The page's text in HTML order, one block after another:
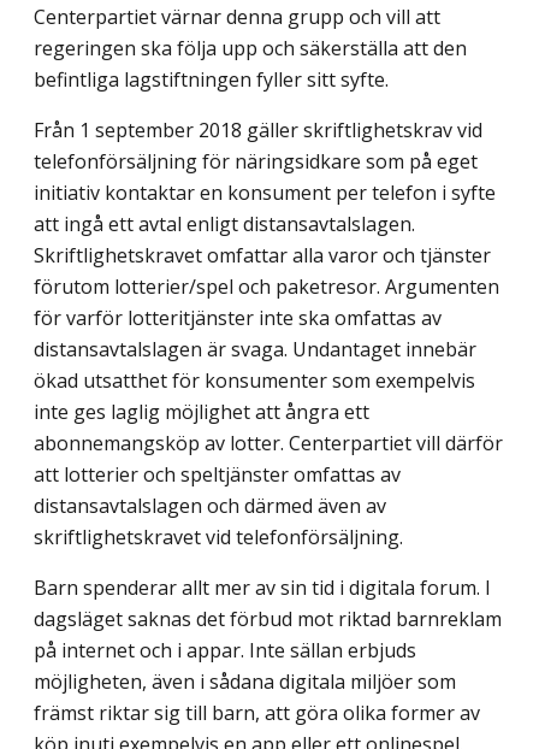
Centerpartiet värnar denna grupp och vill att
regeringen ska följa upp och säkerställa att den
befintliga lagstiftningen fyller sitt syfte.
Från 1 september 2018 gäller skriftlighetskrav vid
telefonförsäljning för närings­idkare som på eget
initiativ kontaktar en konsument per telefon i syfte
att ingå ett avtal enligt distansavtalslagen.
Skriftlighetskravet omfattar alla varor och tjänster
förutom lotterier/spel och paketresor. Argumenten
för varför lotteritjänster inte ska omfattas av
distansavtalslagen är svaga. Undantaget innebär
ökad utsatthet för konsumenter som exempelvis
inte ges laglig möjlighet att ångra ett
abonnemangsköp av lotter. Center­partiet vill därför
att lotterier och speltjänster omfattas av
distansavtalslagen och därmed även av
skriftlighetskravet vid telefonförsäljning.
Barn spenderar allt mer av sin tid i digitala forum. I
dagsläget saknas det förbud mot riktad barnreklam
på internet och i appar. Inte sällan erbjuds
möjligheten, även i sådana digitala miljöer som
främst riktar sig till barn, att göra olika former av